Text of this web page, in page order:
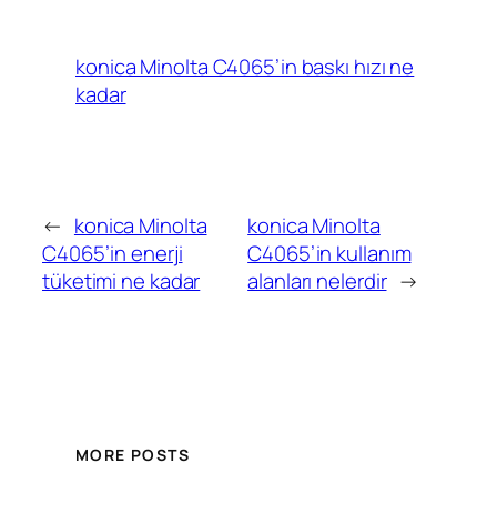
konica Minolta C4065’in baskı hızı ne
kadar
← konica Minolta
C4065’in enerji
tüketimi ne kadar
konica Minolta
C4065’in kullanım
alanları nelerdir →
MORE POSTS